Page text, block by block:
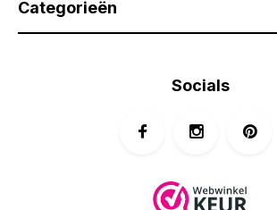
Categorieën
Socials